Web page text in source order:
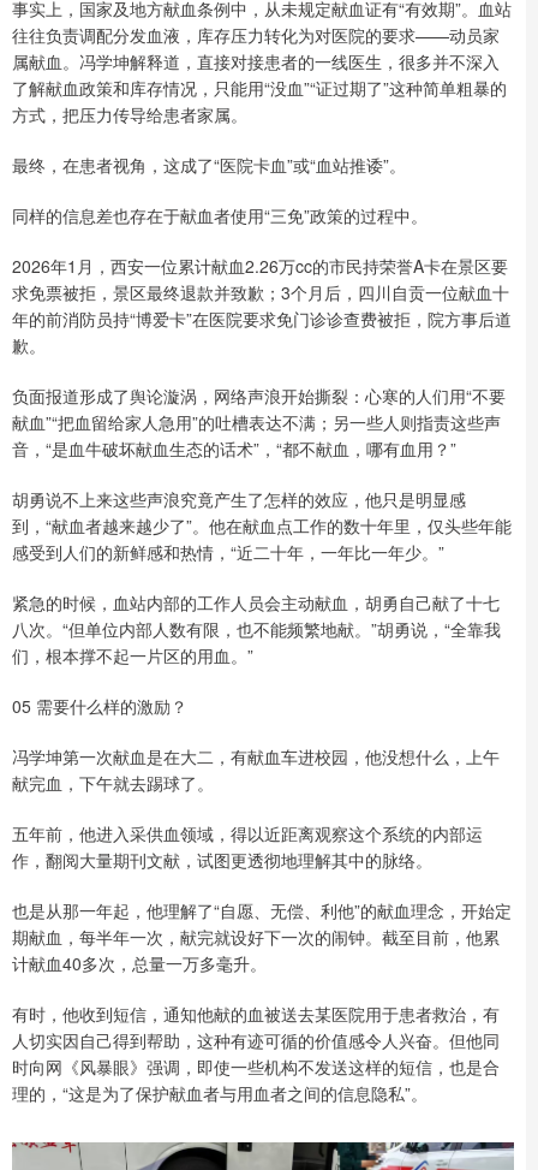
事实上，国家及地方献血条例中，从未规定献血证有“有效期”。血站
往往负责调配分发血液，库存压力转化为对医院的要求——动员家
属献血。冯学坤解释道，直接对接患者的一线医生，很多并不深入
了解献血政策和库存情况，只能用“没血”“证过期了”这种简单粗暴的
方式，把压力传导给患者家属。
最终，在患者视角，这成了“医院卡血”或“血站推诿”。
同样的信息差也存在于献血者使用“三免”政策的过程中。
2026年1月，西安一位累计献血2.26万cc的市民持荣誉A卡在景区要
求免票被拒，景区最终退款并致歉；3个月后，四川自贡一位献血十
年的前消防员持“博爱卡”在医院要求免门诊诊查费被拒，院方事后道
歉。
负面报道形成了舆论漩涡，网络声浪开始撕裂：心寒的人们用“不要
献血”“把血留给家人急用”的吐槽表达不满；另一些人则指责这些声
音，“是血牛破坏献血生态的话术”，“都不献血，哪有血用？”
胡勇说不上来这些声浪究竟产生了怎样的效应，他只是明显感
到，“献血者越来越少了”。他在献血点工作的数十年里，仅头些年能
感受到人们的新鲜感和热情，“近二十年，一年比一年少。”
紧急的时候，血站内部的工作人员会主动献血，胡勇自己献了十七
八次。“但单位内部人数有限，也不能频繁地献。”胡勇说，“全靠我
们，根本撑不起一片区的用血。”
05 需要什么样的激励？
冯学坤第一次献血是在大二，有献血车进校园，他没想什么，上午
献完血，下午就去踢球了。
五年前，他进入采供血领域，得以近距离观察这个系统的内部运
作，翻阅大量期刊文献，试图更透彻地理解其中的脉络。
也是从那一年起，他理解了“自愿、无偿、利他”的献血理念，开始定
期献血，每半年一次，献完就设好下一次的闹钟。截至目前，他累
计献血40多次，总量一万多毫升。
有时，他收到短信，通知他献的血被送去某医院用于患者救治，有
人切实因自己得到帮助，这种有迹可循的价值感令人兴奋。但他同
时向网《风暴眼》强调，即使一些机构不发送这样的短信，也是合
理的，“这是为了保护献血者与用血者之间的信息隐私”。